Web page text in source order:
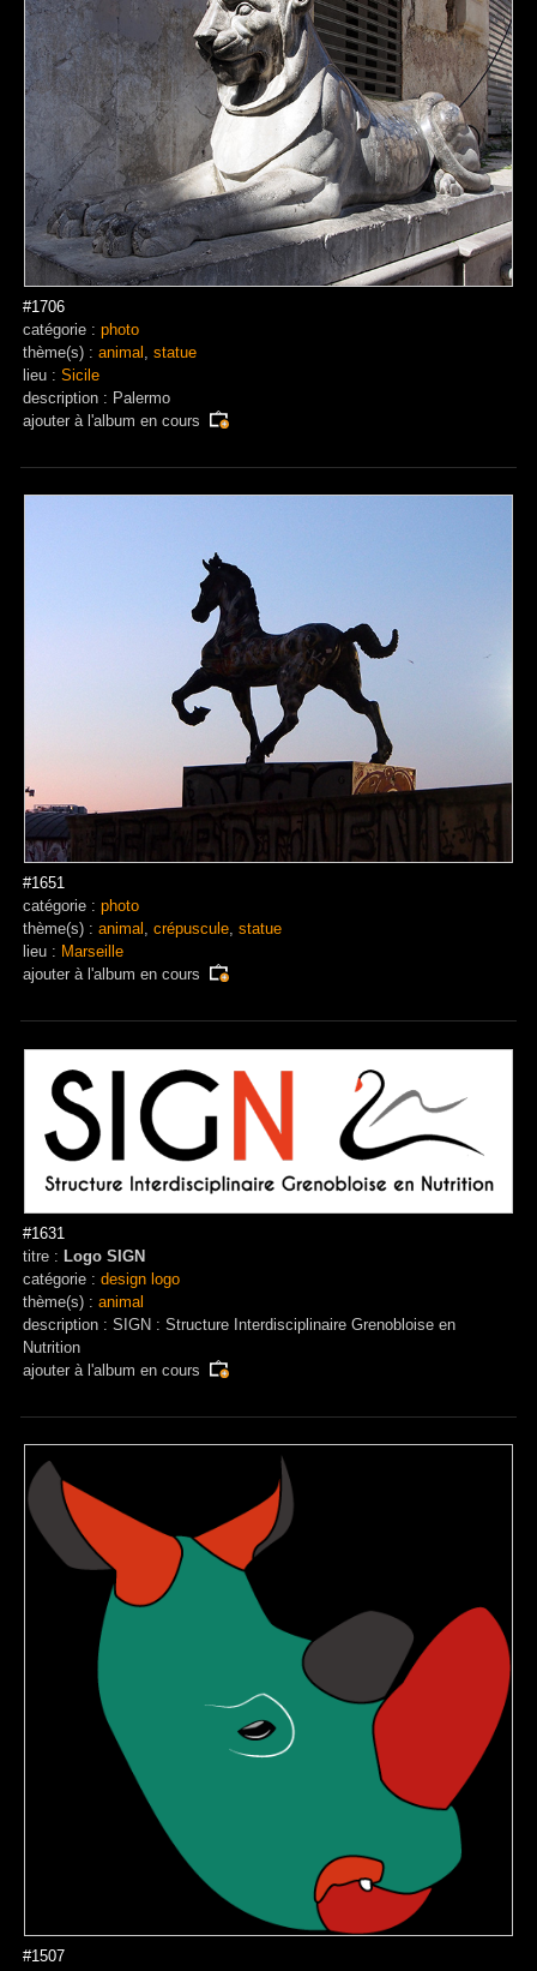
#1706
catégorie : photo
thème(s) : animal
statue
lieu : Sicile
description : Palermo
ajouter à l'album en cours
#1651
catégorie : photo
thème(s) : animal crépuscule statue
lieu : Marseille
ajouter à l'album en cours
#1631
titre : Logo SIGN
catégorie : design logo
thème(s) : animal
description : SIGN : Structure Interdisciplinaire Grenobloise en
Nutrition
ajouter à l'album en cours
#1507